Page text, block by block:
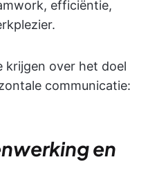
efficiëntie,
krijgen over het doel
communicatie:
en